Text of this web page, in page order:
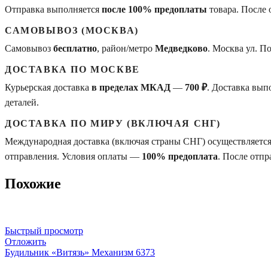
Отправка выполняется после 100% предоплаты товара. После
САМОВЫВОЗ (МОСКВА)
Самовывоз бесплатно, район/метро Медведково. Москва ул.
ДОСТАВКА ПО МОСКВЕ
Курьерская доставка в пределах МКАД — 700 ₽. Доставка
деталей.
ДОСТАВКА ПО МИРУ (ВКЛЮЧАЯ СНГ)
Международная доставка (включая страны СНГ)
отправления. Условия оплаты — 100% предоплата. После
Похожие
Быстрый просмотр
Отложить
Будильник «Витязь» Механизм 6373